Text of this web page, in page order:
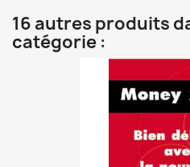
16 autres produits
catégorie :